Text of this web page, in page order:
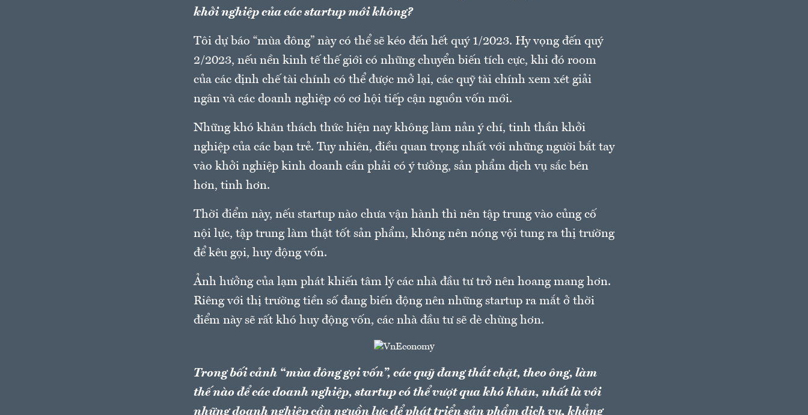
khởi nghiệp của các startup mới không?
Tôi dự báo “mùa đông” này có thể sẽ kéo đến hết quý 1/2023. Hy vọng đến quý
2/2023, nếu nền kinh tế thế giới có những chuyển biến tích cực, khi đó room
của các định chế tài chính có thể được mở lại, các quỹ tài chính xem xét giải
ngân và các doanh nghiệp có cơ hội tiếp cận nguồn vốn mới.
Những khó khăn thách thức hiện nay không làm nản ý chí, tinh thần khởi
nghiệp của các bạn trẻ. Tuy nhiên, điều quan trọng nhất với những người bắt tay
vào khởi nghiệp kinh doanh cần phải có ý tưởng, sản phẩm dịch vụ sắc bén
hơn, tinh hơn.
Thời điểm này, nếu startup nào chưa vận hành thì nên tập trung vào củng cố
nội lực, tập trung làm thật tốt sản phẩm, không nên nóng vội tung ra thị trường
để kêu gọi, huy động vốn.
Ảnh hưởng của lạm phát khiến tâm lý các nhà đầu tư trở nên hoang mang hơn.
Riêng với thị trường tiền số đang biến động nên những startup ra mắt ở thời
điểm này sẽ rất khó huy động vốn, các nhà đầu tư sẽ dè chừng hơn.
Trong bối cảnh “mùa đông gọi vốn”, các quỹ đang thắt chặt, theo ông, làm
thế nào để các doanh nghiệp, startup có thể vượt qua khó khăn, nhất là với
những doanh nghiệp cần nguồn lực để phát triển sản phẩm dịch vụ, khẳng